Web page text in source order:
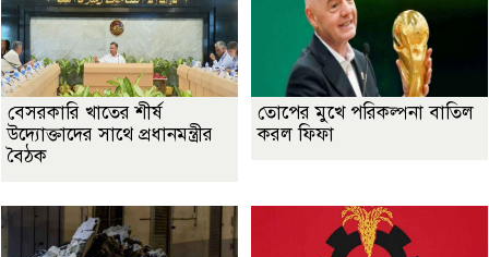
বেসরকারি খাতের শীর্ষ
উদ্যোক্তাদের সাথে প্রধানমন্ত্রীর
বৈঠক
তোপের মুখে পরিকল্পনা বাতিল
করল ফিফা